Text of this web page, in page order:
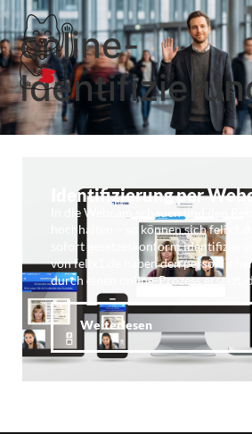
online-
Identifizierung per
In die Webcam schauen und den
hochhalten – so können sich
sofort gesetzeskonform
von felix1.de haben den
durch einen online-Prozess ersetzt,
Weiterlesen